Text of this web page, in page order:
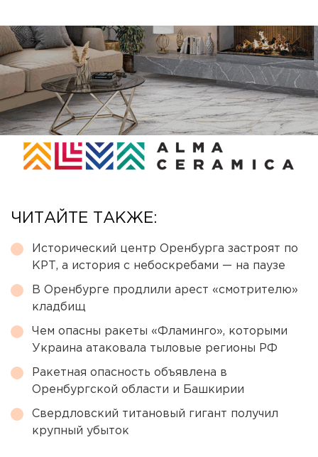
ЧИТАЙТЕ ТАКЖЕ:
Исторический центр Оренбурга застроят по
КРТ, а история с небоскребами — на паузе
В Оренбурге продлили арест «смотрителю»
кладбищ
Чем опасны ракеты «Фламинго», которыми
Украина атаковала тыловые регионы РФ
Ракетная опасность объявлена в
Оренбургской области и Башкирии
Свердловский титановый гигант получил
крупный убыток